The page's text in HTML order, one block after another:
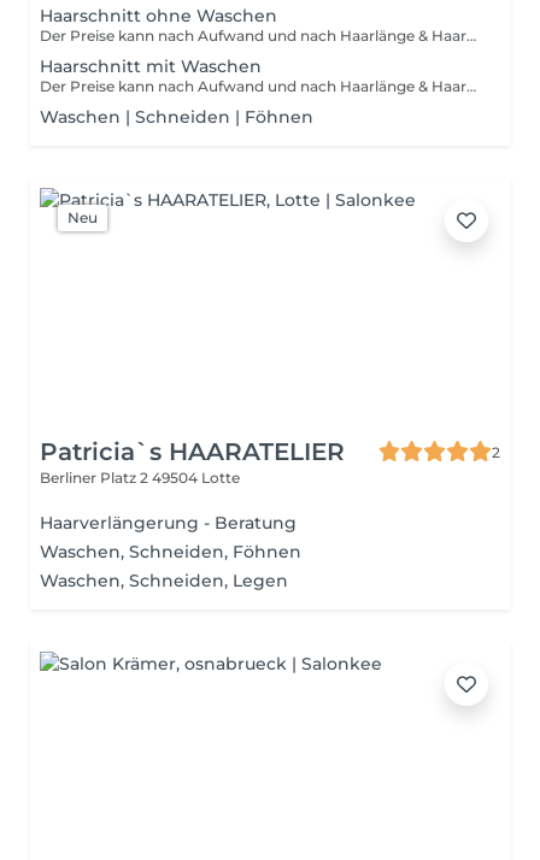
Haarschnitt ohne Waschen
Der Preise kann nach Aufwand und nach Haarlänge & Haarstruktur abweichen. Aufschlag für Mehraufwand möglich
Haarschnitt mit Waschen
Der Preise kann nach Aufwand und nach Haarlänge & Haarstruktur abweichen. Aufschlag für Mehraufwand möglich
Waschen | Schneiden | Föhnen
Neu
Patricia`s HAARATELIER
2
Berliner Platz 2 49504 Lotte
Haarverlängerung - Beratung
Waschen, Schneiden, Föhnen
Waschen, Schneiden, Legen